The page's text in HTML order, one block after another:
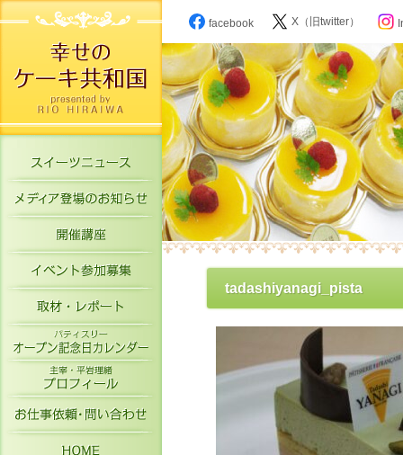
スイーツニュース
メディア登場のお知らせ
開催講座
イベント参加募集
パティスリーオープン記念日カレン
主宰・平岩理緒プロフィール
お仕事依頼・お問い合わせ
facebook X（旧twitter）
tadashiyanagi_pista